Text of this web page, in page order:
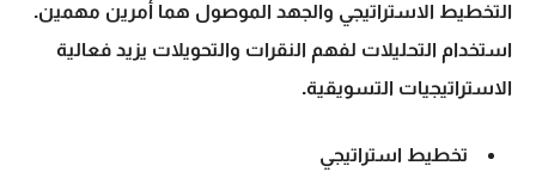
التخطيط الاستراتيجي والجهد الموصول هما أمرين مهمين.
استخدام التحليلات لفهم النقرات والتحويلات يزيد فعالية
الاستراتيجيات التسويقية.
تخطيط استراتيجي